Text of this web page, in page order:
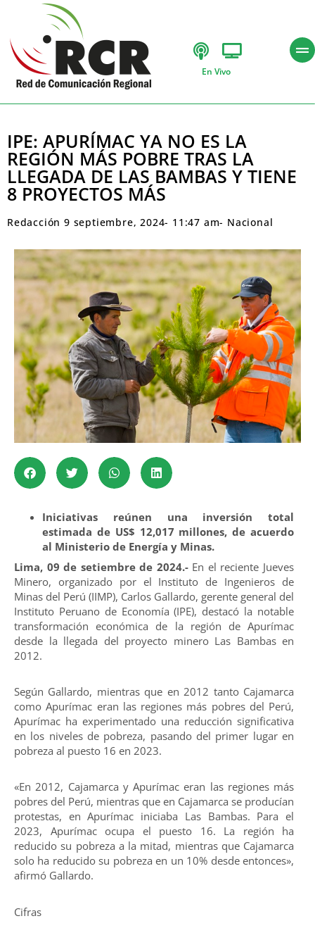
En Vivo
IPE: APURÍMAC YA NO ES LA
REGIÓN MÁS POBRE TRAS LA
LLEGADA DE LAS BAMBAS Y TIENE
8 PROYECTOS MÁS
Redacción 9 septiembre, 2024- 11:47 am- Nacional
Iniciativas reúnen una inversión total
estimada de US$ 12,017 millones, de acuerdo
al Ministerio de Energía y Minas.
Lima, 09 de setiembre de 2024.-En el reciente Jueves
Minero, organizado por el Instituto de Ingenieros de
Minas del Perú (IIMP), Carlos Gallardo, gerente general del
Instituto Peruano de Economía (IPE), destacó la notable
transformación económica de la región de Apurímac
desde la llegada del proyecto minero Las Bambas en
2012.
Según Gallardo, mientras que en 2012 tanto Cajamarca
como Apurímac eran las regiones más pobres del Perú,
Apurímac ha experimentado una reducción significativa
en los niveles de pobreza, pasando del primer lugar en
pobreza al puesto 16 en 2023.
«En 2012, Cajamarca y Apurímac eran las regiones más
pobres del Perú, mientras que en Cajamarca se producían
protestas, en Apurímac iniciaba Las Bambas. Para el
2023, Apurímac ocupa el puesto 16. La región ha
reducido su pobreza a la mitad, mientras que Cajamarca
solo ha reducido su pobreza en un 10% desde entonces»,
afirmó Gallardo.
Cifras